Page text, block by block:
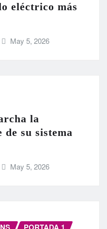
eléctrico más
May 5, 2026
la
su sistema
May 5, 2026